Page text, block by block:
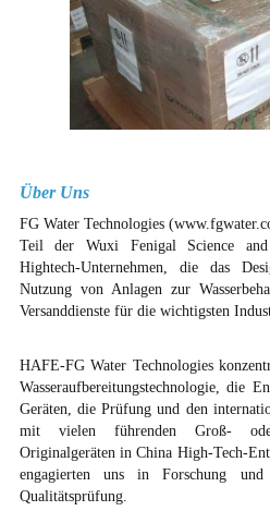
Über Uns
FG Water Technologies
Teil der Wuxi Fenigal Science
Hightech-Unternehmen, die das
Nutzung von Anlagen zur
Versanddienste für die wichtigsten
HAFE-FG Water Technologies
Wasseraufbereitungstechnologie, die
Geräten, die Prüfung und den
mit vielen führenden Groß-
Originalgeräten in China High-Tech-
engagierten uns in Forschung
Qualitätsprüfung.